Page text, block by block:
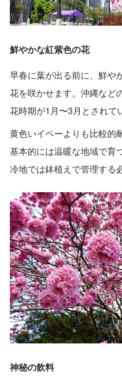
鮮やかな紅紫色の花
早春に葉が出る前に、鮮や
花を咲かせます。沖縄など
花時期が1月〜3月とされて
黄色いイペーよりも比較的
基本的には温暖な地域で育
冷地では鉢植えで管理する
神秘の飲料